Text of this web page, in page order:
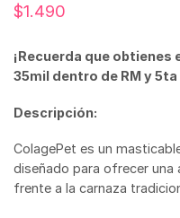
$1.490
¡Recuerda que
35mil dentro de RM y 5ta
Descripción:
ColagePet es un
diseñado para ofrecer una
frente a la carnaza